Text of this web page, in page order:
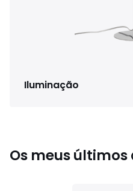
Iluminação
Os meus